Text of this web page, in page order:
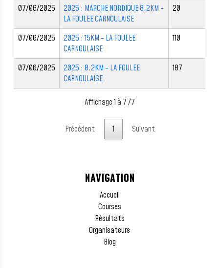
07/06/2025
2025 : MARCHE NORDIQUE 8.2KM -
LA FOULEE CARNOULAISE
20
07/06/2025
2025 : 15KM - LA FOULEE
CARNOULAISE
110
07/06/2025
2025 : 8.2KM - LA FOULEE
CARNOULAISE
187
Affichage 1 à 7 /7
Précédent 1 Suivant
NAVIGATION
Accueil
Courses
Résultats
Organisateurs
Blog